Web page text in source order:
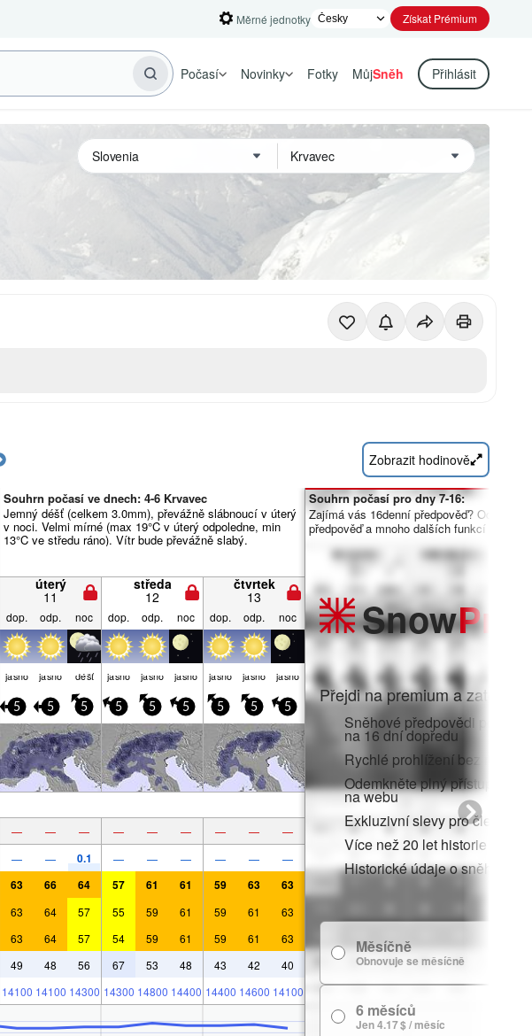
Měrné jednotky Získat Prémium
Počasí Novinky Fotky MůjSněh Přihlásit
Zobrazit hodinově
Souhrn počasí ve dnech: 4-6 Krvavec
Jemný déšť (celkem 3.0mm), převážně slábnoucí v úterý
v noci. Velmi mírné (max 19°C v úterý odpoledne, min
13°C ve středu ráno). Vítr bude převážně slabý.
úterý
11
středa
12
čtvrtek
13
dop. odp. noc dop. odp. noc dop. odp. noc
jasno jasno déšť jasno jasno jasno jasno jasno jasno
5 5 5 5 5 5 5 5 5
— — — — — — — — —
— — 0.1 — — — — — —
63 66 64 57 61 61 59 63 63
63 64 57 55 59 61 59 61 63
63 64 57 54 59 61 59 61 63
49 48 56 67 53 48 43 42 40
14100 14100 14300 14300 14800 14400 14400 14600 14100
Souhrn počasí pro dny 7-16:
Zajímá vás 16denní předpověď?
předpověď a mnoho dalších funkcí
SnowPro
Přejdi na premium a zatoč do:
Sněhové předpovědi po
na 16 dní dopředu
Rychlé prohlížení bez reklam
Odemkněte plný přístup v
na webu
Exkluzivní slevy pro členy
Více než 20 let historie sněhu
Historické údaje o sněhu
Měsíčně
Obnovuje se měsíčně
6 měsíců
Jen 4.17 $ / měsíc